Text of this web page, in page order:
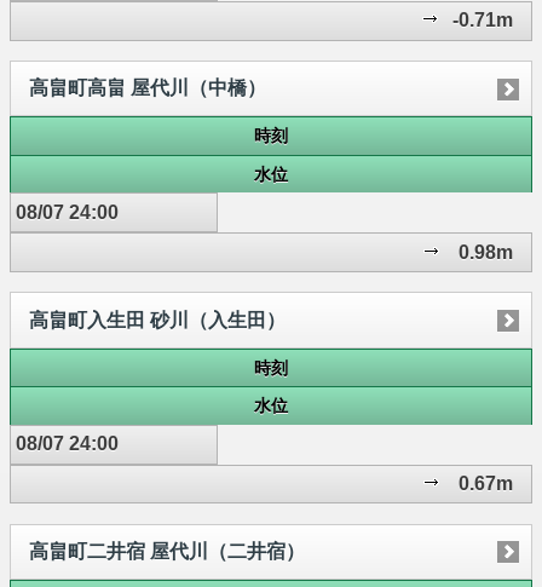
-0.71m
高畠町高畠 屋代川（中橋）
時刻
水位
08/07 24:00
0.98m
高畠町入生田 砂川（入生田）
時刻
水位
08/07 24:00
0.67m
高畠町二井宿 屋代川（二井宿）